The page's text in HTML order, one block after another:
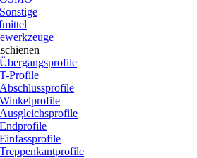
Sonstige
Übergangsprofile
T-Profile
Abschlussprofile
Winkelprofile
Ausgleichsprofile
Endprofile
Einfassprofile
Treppenkantprofile